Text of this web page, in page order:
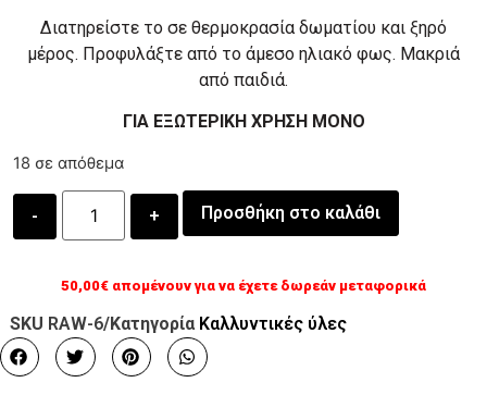
Διατηρείστε το σε θερμοκρασία δωματίου και ξηρό
μέρος. Προφυλάξτε από το άμεσο ηλιακό φως. Μακριά
από παιδιά.
ΓΙΑ ΕΞΩΤΕΡΙΚΗ ΧΡΗΣΗ ΜΟΝΟ
18 σε απόθεμα
Προσθήκη στο καλάθι
50,00€ απομένουν για να έχετε δωρεάν μεταφορικά
SKU RAW-6/Κατηγορία Καλλυντικές ύλες